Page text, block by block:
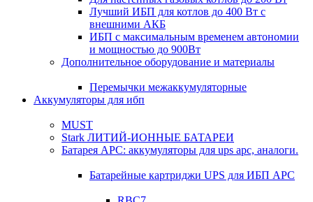
Лучший ИБП для котлов до 400 Вт с
внешними АКБ
ИБП с максимальным временем автономии
и мощностью до 900Вт
Дополнительное оборудование и материалы
Перемычки межаккумуляторные
Аккумуляторы для ибп
MUST
Stark ЛИТИЙ-ИОННЫЕ БАТАРЕИ
Батарея APC: аккумуляторы для ups apc, аналоги.
Батарейные картриджи UPS для ИБП APC